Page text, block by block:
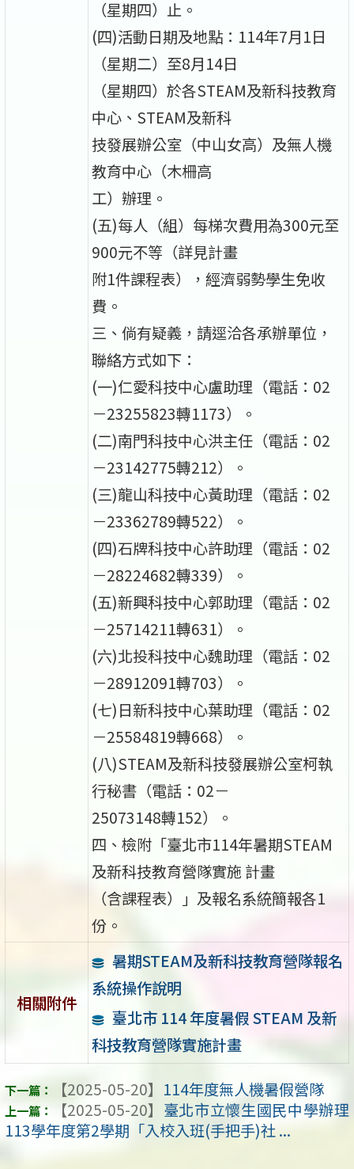
（星期四）止。
(四)活動日期及地點：114年7月1日
（星期二）至8月14日
（星期四）於各STEAM及新科技教育
中心、STEAM及新科
技發展辦公室（中山女高）及無人機
教育中心（木柵高
工）辦理。
(五)每人（組）每梯次費用為300元至
900元不等（詳見計畫
附1件課程表），經濟弱勢學生免收
費。
三、倘有疑義，請逕洽各承辦單位，
聯絡方式如下：
(一)仁愛科技中心盧助理（電話：02
－23255823轉1173）。
(二)南門科技中心洪主任（電話：02
－23142775轉212）。
(三)龍山科技中心黃助理（電話：02
－23362789轉522）。
(四)石牌科技中心許助理（電話：02
－28224682轉339）。
(五)新興科技中心郭助理（電話：02
－25714211轉631）。
(六)北投科技中心魏助理（電話：02
－28912091轉703）。
(七)日新科技中心葉助理（電話：02
－25584819轉668）。
(八)STEAM及新科技發展辦公室柯執
行秘書（電話：02－
25073148轉152）。
四、檢附「臺北市114年暑期STEAM
及新科技教育營隊實施 計畫
（含課程表）」及報名系統簡報各1
份。
相關附件
暑期STEAM及新科技教育營隊報名
系統操作說明
臺北市 114 年度暑假 STEAM 及新
科技教育營隊實施計畫
【2025-05-20】 114年度無人機暑假營隊
【2025-05-20】 臺北市立懷生國民中學辦理
113學年度第2學期「入校入班(手把手)社 ...